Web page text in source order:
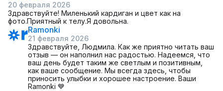
20 февраля 2026
Здравствуйте! Миленький кардиган и цвет как на
фото.Приятный к телу.Я довольна.
Ramonki
21 февраля 2026
Здравствуйте, Людмила. Как же приятно читать ваш
отзыв — он наполнил нас радостью. Надеемся, что
ваш день будет таким же светлым и позитивным,
как ваше сообщение. Мы всегда здесь, чтобы
приносить улыбки и хорошее настроение. Ваши
Ramonki 💙